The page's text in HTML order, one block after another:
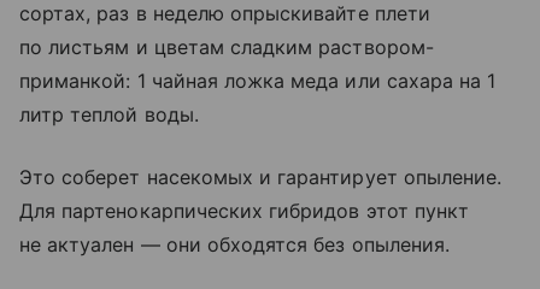
сортах, раз в неделю опрыскивайте плети
по листьям и цветам сладким раствором-
приманкой: 1 чайная ложка меда или сахара на 1
литр теплой воды.
Это соберет насекомых и гарантирует опыление.
Для партенокарпических гибридов этот пункт
не актуален — они обходятся без опыления.